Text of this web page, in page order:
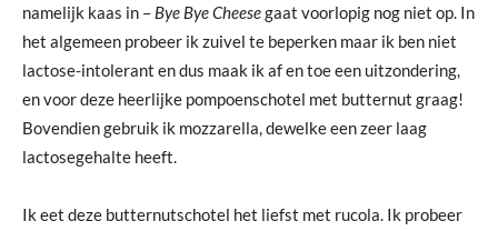
namelijk kaas in – Bye Bye Cheesegaat voorlopig nog niet op. In
het algemeen probeer ik zuivel te beperken maar ik ben niet
lactose-intolerant en dus maak ik af en toe een uitzondering,
en voor deze heerlijke pompoenschotel met butternut graag!
Bovendien gebruik ik mozzarella, dewelke een zeer laag
lactosegehalte heeft.
Ik eet deze butternutschotel het liefst met rucola. Ik probeer